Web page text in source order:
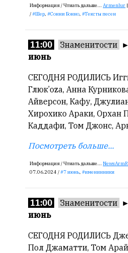
Информация /Чтиать дальше... Armenlur |
/
Шер, Сонни Бонно, Тексты песен
11:00 Знаменитости ►
июнь
СЕГОДНЯ РОДИЛИСЬ
Глюк’оzа, Анна
Айверсон, Кафу,
Хирохико Араки, Орхан
Каддафи, Том Джонс,
Посмотреть больше...
Информация /Чтиать дальше...
07.06.2024 /
7 июнь, именинники
11:00 Знаменитости ►
июнь
СЕГОДНЯ РОДИЛИСЬ
Пол Джаматти, Том